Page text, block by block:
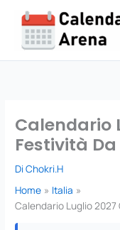
contenuto
Calendario
Festività
DiChokri.H
Home
Italia
Calendario Luglio